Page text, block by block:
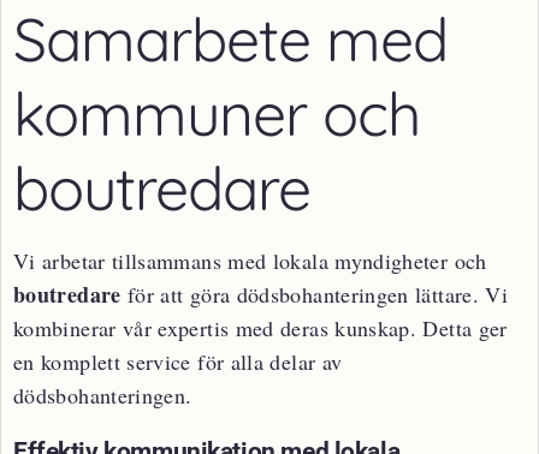
Samarbete med
kommuner och
boutredare
Vi arbetar tillsammans med lokala myndigheter och
boutredare för att göra dödsbohanteringen lättare. Vi
kombinerar vår expertis med deras kunskap. Detta ger
en komplett service för alla delar av
dödsbohanteringen.